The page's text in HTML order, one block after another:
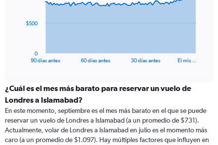
The
categories.
Range:
categories.
The
chart
has
90 días antes 60 días antes 30 días antes El mis…
0
$500
¿Cuál es el mes más barato para reservar un vuelo de
Londres a Islamabad?
En este momento, septiembre es el mes más barato en el que se puede
reservar un vuelo de Londres a Islamabad (a un promedio de $731).
Actualmente, volar de Londres a Islamabad en julio es el momento más
caro (a un promedio de $1.097). Hay múltiples factores que influyen en